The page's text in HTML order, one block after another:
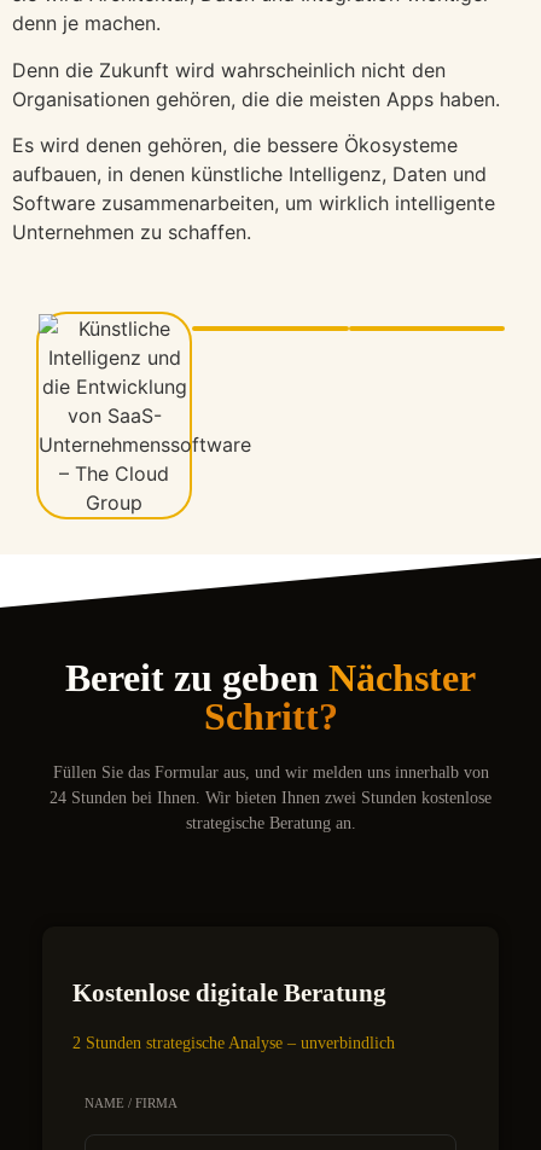
denn je machen.
Denn die Zukunft wird wahrscheinlich nicht den
Organisationen gehören, die die meisten Apps haben.
Es wird denen gehören, die bessere Ökosysteme
aufbauen, in denen künstliche Intelligenz, Daten und
Software zusammenarbeiten, um wirklich intelligente
Unternehmen zu schaffen.
Bereit zu geben Nächster
Schritt?
Füllen Sie das Formular aus, und wir melden uns innerhalb von
24 Stunden bei Ihnen. Wir bieten Ihnen zwei Stunden kostenlose
strategische Beratung an.
Kostenlose digitale Beratung
2 Stunden strategische Analyse – unverbindlich
NAME / FIRMA